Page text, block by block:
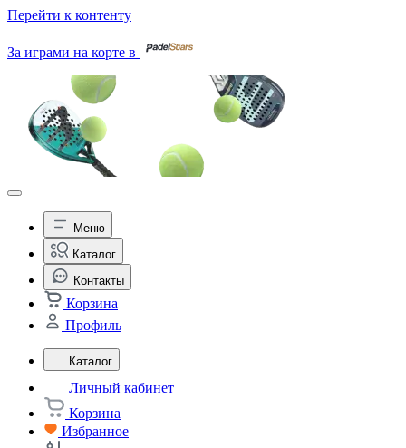
Перейти к контенту
За играми на корте в
Меню
Каталог
Контакты
Корзина
Профиль
Каталог
Личный кабинет
Корзина
Избранное